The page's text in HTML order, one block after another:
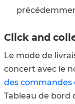
Click and
Le mode de
concert avec le
des commandes
Tableau de bord